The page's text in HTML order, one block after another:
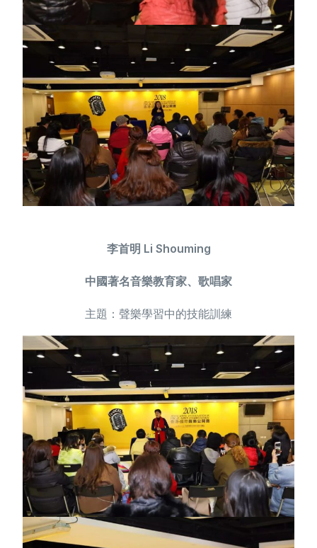
李首明 Li Shouming
中國著名音樂教育家、歌唱家
主題：聲樂學習中的技能訓練